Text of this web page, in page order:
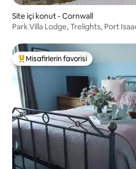
Site içi konut - Cornwall
Park Villa Lodge, Trelights, Port
Misafirlerin favorilerinden en
Misafirlerin favorisi